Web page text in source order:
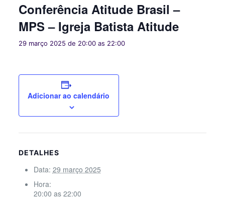
Conferência Atitude Brasil –
MPS – Igreja Batista Atitude
29 março 2025 de 20:00as 22:00
Adicionar ao calendário
DETALHES
Data: 29 março 2025
Hora:
20:00 as 22:00